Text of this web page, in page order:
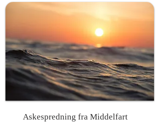
bringer den afdøde videre i en evig cyklus.
Denne smukke og værdige ceremoni giver
mulighed for at ære den afdøde på det sted,
hvor asken bliver spredt. Med vinden som
bærer og bølgerne som vugge bliver mindet
om den afdøde en del af havets evige
rytme, hvilket skaber en varig forbindelse til
naturen og universet. Det er en handling,
der ikke blot symboliserer afslutningen på
et liv, men også en fortsættelse i en større
sammenhæng, hvor havet omslutter
minderne og holder dem levende.
Askespredning fra Middelfart